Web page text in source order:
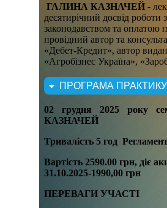
ГАЛИНА КАЗНАЧЕЙ -
десятирічний досвід роботи
законодавством та оплатою
провідний автор та
«Дебет-Кредит», автор
«Агробізнес Україна»,
ПРОГРАМА
02 грудня 2025 року
КАЗНАЧЕЙ
Тривалість 5 год
Вартість 2590.00 грн, діє
31.10.2025-1990,00 грн
ПЕРЕВАГИ УЧАСТІ